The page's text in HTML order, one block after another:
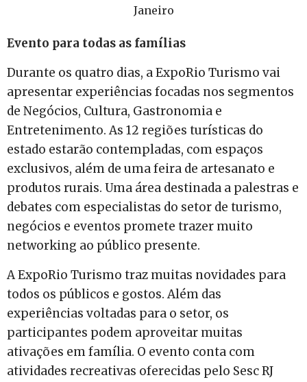
Janeiro
Evento para todas as famílias
Durante os quatro dias, a ExpoRio Turismo vai
apresentar experiências focadas nos segmentos
de Negócios, Cultura, Gastronomia e
Entretenimento. As 12 regiões turísticas do
estado estarão contempladas, com espaços
exclusivos, além de uma feira de artesanato e
produtos rurais. Uma área destinada a palestras e
debates com especialistas do setor de turismo,
negócios e eventos promete trazer muito
networking ao público presente.
A ExpoRio Turismo traz muitas novidades para
todos os públicos e gostos. Além das
experiências voltadas para o setor, os
participantes podem aproveitar muitas
ativações em família. O evento conta com
atividades recreativas oferecidas pelo Sesc RJ